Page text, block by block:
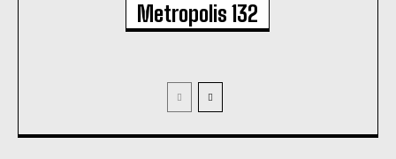
Metropolis 132